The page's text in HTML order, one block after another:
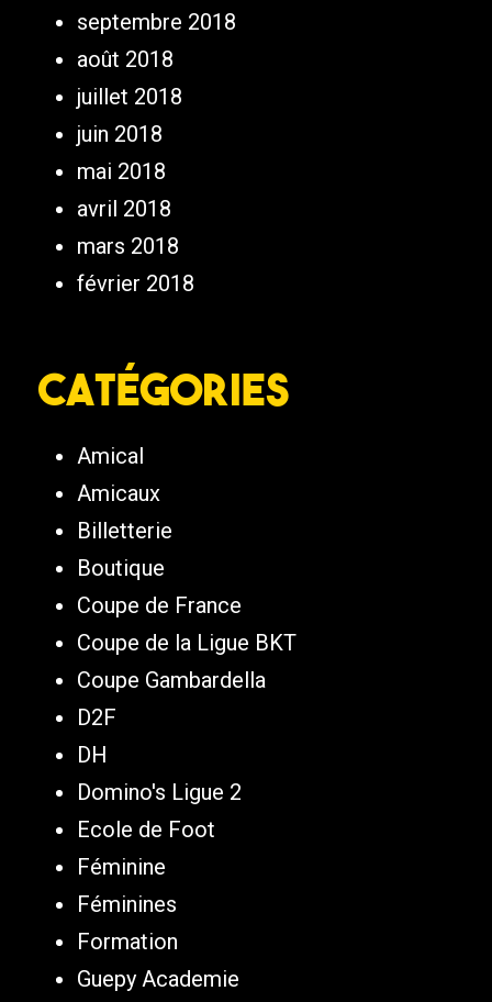
septembre 2018
août 2018
juillet 2018
juin 2018
mai 2018
avril 2018
mars 2018
février 2018
Catégories
Amical
Amicaux
Billetterie
Boutique
Coupe de France
Coupe de la Ligue BKT
Coupe Gambardella
D2F
DH
Domino's Ligue 2
Ecole de Foot
Féminine
Féminines
Formation
Guepy Academie